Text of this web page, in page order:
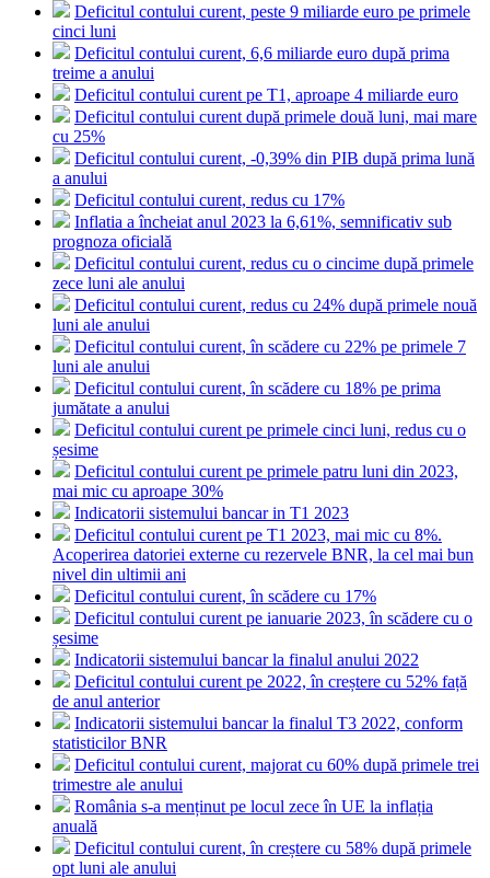
Deficitul contului curent, peste 9 miliarde euro pe primele
cinci luni
Deficitul contului curent, 6,6 miliarde euro după prima
treime a anului
Deficitul contului curent pe T1, aproape 4 miliarde euro
Deficitul contului curent după primele două luni, mai mare
cu 25%
Deficitul contului curent, -0,39% din PIB după prima lună
a anului
Deficitul contului curent, redus cu 17%
Inflatia a încheiat anul 2023 la 6,61%, semnificativ sub
prognoza oficială
Deficitul contului curent, redus cu o cincime după primele
zece luni ale anului
Deficitul contului curent, redus cu 24% după primele nouă
luni ale anului
Deficitul contului curent, în scădere cu 22% pe primele 7
luni ale anului
Deficitul contului curent, în scădere cu 18% pe prima
jumătate a anului
Deficitul contului curent pe primele cinci luni, redus cu o
șesime
Deficitul contului curent pe primele patru luni din 2023,
mai mic cu aproape 30%
Indicatorii sistemului bancar in T1 2023
Deficitul contului curent pe T1 2023, mai mic cu 8%.
Acoperirea datoriei externe cu rezervele BNR, la cel mai bun
nivel din ultimii ani
Deficitul contului curent, în scădere cu 17%
Deficitul contului curent pe ianuarie 2023, în scădere cu o
șesime
Indicatorii sistemului bancar la finalul anului 2022
Deficitul contului curent pe 2022, în creștere cu 52% față
de anul anterior
Indicatorii sistemului bancar la finalul T3 2022, conform
statisticilor BNR
Deficitul contului curent, majorat cu 60% după primele trei
trimestre ale anului
România s-a menținut pe locul zece în UE la inflația
anuală
Deficitul contului curent, în creștere cu 58% după primele
opt luni ale anului